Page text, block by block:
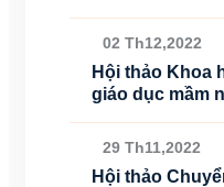
02 Th12,2022
Hội thảo Khoa
giáo dục mầm
29 Th11,2022
Hội thảo